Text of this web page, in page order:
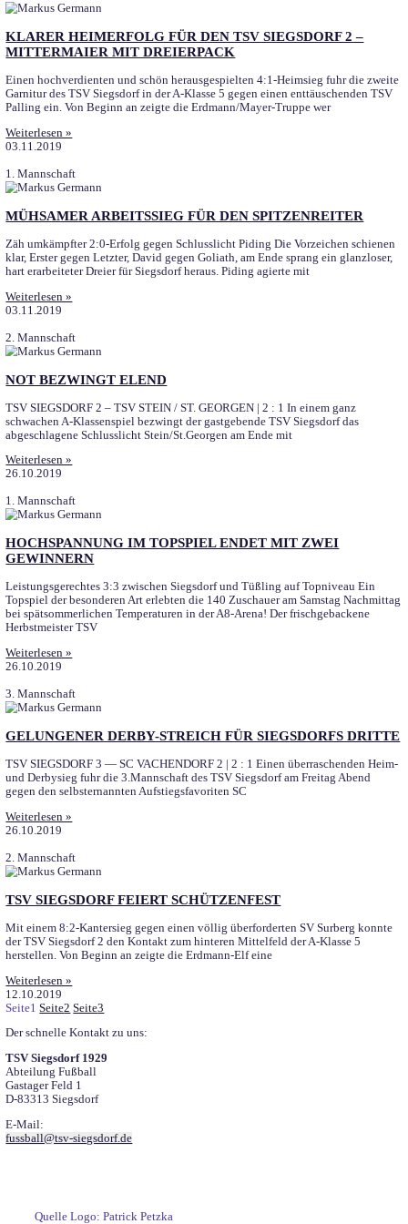
Keine Saison 2020/21 im bayerischen Amateurfußball
TSV Siegsdorf: „Der BFV kann ja gar nicht anders handeln“
Saison 2020/21 im Herren- und Frauenbereich im bayerischen
Diese Nachricht sorgte am vergangenen Wochenende für
Weiterlesen »
15.06.2020
Archiv 2019-2020
Der Vorstand des Bayerischen Fußball-Verbandes (BFV) hat
Der BFV-Vorstand folgt damit dem Vorschlag der Lösungs-
Spielbetrieb Liga
Weiterlesen »
3. Mannschaft
STARKER AUFTRITT DER MAYER-ELF
Mannschaft des TSV Siegsdorf feierte am Freitag Abend unter
verdienten Heimsieg und pirscht sich weiter ans
Weiterlesen »
2. Mannschaft
KLARER HEIMERFOLG FÜR DEN TSV
Einen hochverdienten und schön herausgespielten 4:1-
Garnitur des TSV Siegsdorf in der A-Klasse 5 gegen einen
Palling ein. Von Beginn an zeigte die Erdmann/Mayer-Truppe
Weiterlesen »
03.11.2019
1. Mannschaft
MÜHSAMER ARBEITSSIEG FÜR DEN
klar, Erster gegen Letzter, David gegen Goliath, am Ende sprang
hart erarbeiteter Dreier für Siegsdorf heraus. Piding agierte mit
Weiterlesen »
03.11.2019
2. Mannschaft
NOT BEZWINGT ELEND
TSV SIEGSDORF 2 – TSV STEIN / ST. GEORGEN | 2 : 1 In
schwachen A-Klassenspiel bezwingt der gastgebende TSV